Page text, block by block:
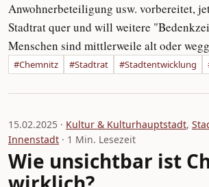
Anwohnerbeteiligung usw. vorbereitet,
Stadtrat quer und will weitere
Menschen sind mittlerweile alt oder
#Chemnitz #Stadtrat #Stadtentwicklung
15.02.2025 · Kultur & Kulturhauptstadt,
Innenstadt · 1 Min. Lesezeit
Wie unsichtbar ist